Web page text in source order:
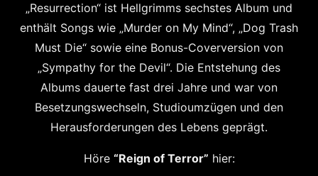
„Resurrection“ ist Hellgrimms sechstes Album und
enthält Songs wie „Murder on My Mind“, „Dog Trash
Must Die“ sowie eine Bonus-Coverversion von
„Sympathy for the Devil“. Die Entstehung des
Albums dauerte fast drei Jahre und war von
Besetzungswechseln, Studioumzügen und den
Herausforderungen des Lebens geprägt.
Höre “Reign of Terror” hier: